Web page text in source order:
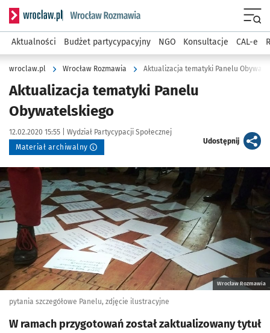
Serwis informacyjny wroclaw.pl podserwis: Rozmawia
Aktualności Budżet partycypacyjny NGO Konsultacje CAL-e
wroclaw.pl Wrocław Rozmawia Aktualizacja tematyki Panelu
Aktualizacja tematyki Panelu
Obywatelskiego
Data publikacji:
12.02.2020 15:55 | Autor:
Wydział Partycypacji Społecznej
Materiał archiwalny
Udostępnijartykuł
Kliknij, aby powiększyć
Wrocław Rozmawia
pytania szczegółowe Panelu, zdjęcie ilustracyjne
W ramach przygotowań został zaktualizowany tytuł